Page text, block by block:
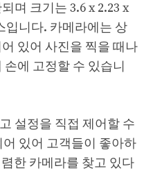
며 크기는 3.6 x 2.23 x
입니다. 카메라에는 상
있어 사진을 찍을 때나
에 고정할 수 있습니
설정을 직접 제어할 수
있어 고객들이 좋아하
한 카메라를 찾고 있다